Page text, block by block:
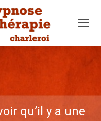
qu’il y a une